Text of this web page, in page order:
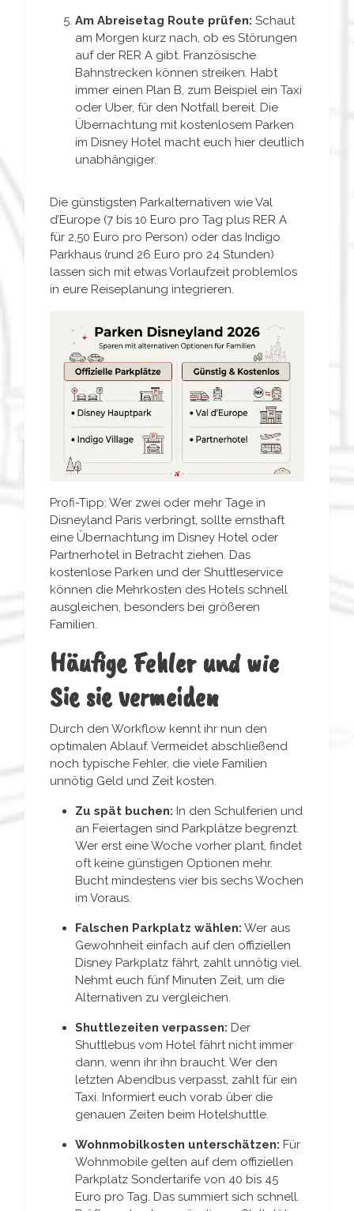
Am Abreisetag Route prüfen: Schaut
am Morgen kurz nach, ob es Störungen
auf der RER A gibt. Französische
Bahnstrecken können streiken. Habt
immer einen Plan B, zum Beispiel ein Taxi
oder Uber, für den Notfall bereit. Die
Übernachtung mit kostenlosem Parken
im Disney Hotel macht euch hier deutlich
unabhängiger.
Die günstigsten Parkalternativen wie Val
d’Europe (7 bis 10 Euro pro Tag plus RER A
für 2,50 Euro pro Person) oder das Indigo
Parkhaus (rund 26 Euro pro 24 Stunden)
lassen sich mit etwas Vorlaufzeit problemlos
in eure Reiseplanung integrieren.
Profi-Tipp: Wer zwei oder mehr Tage in
Disneyland Paris verbringt, sollte ernsthaft
eine Übernachtung im Disney Hotel oder
Partnerhotel in Betracht ziehen. Das
kostenlose Parken und der Shuttleservice
können die Mehrkosten des Hotels schnell
ausgleichen, besonders bei größeren
Familien.
Häufige Fehler und wie
Sie sie vermeiden
Durch den Workflow kennt ihr nun den
optimalen Ablauf. Vermeidet abschließend
noch typische Fehler, die viele Familien
unnötig Geld und Zeit kosten.
Zu spät buchen: In den Schulferien und
an Feiertagen sind Parkplätze begrenzt.
Wer erst eine Woche vorher plant, findet
oft keine günstigen Optionen mehr.
Bucht mindestens vier bis sechs Wochen
im Voraus.
Falschen Parkplatz wählen: Wer aus
Gewohnheit einfach auf den offiziellen
Disney Parkplatz fährt, zahlt unnötig viel.
Nehmt euch fünf Minuten Zeit, um die
Alternativen zu vergleichen.
Shuttlezeiten verpassen: Der
Shuttlebus vom Hotel fährt nicht immer
dann, wenn ihr ihn braucht. Wer den
letzten Abendbus verpasst, zahlt für ein
Taxi. Informiert euch vorab über die
genauen Zeiten beim Hotelshuttle.
Wohnmobilkosten unterschätzen: Für
Wohnmobile gelten auf dem offiziellen
Parkplatz Sondertarife von 40 bis 45
Euro pro Tag. Das summiert sich schnell.